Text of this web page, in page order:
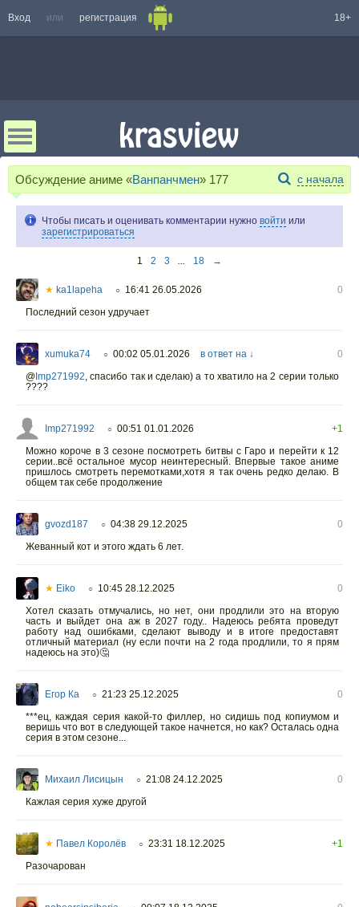
Вход или регистрация 18+
Обсуждение аниме «Ванпанчмен» 177 с начала
Чтобы писать и оценивать комментарии нужно войти или
зарегистрироваться
1 2 3 ... 18 →
★ ka1lapeha ○ 16:41 26.05.2026
0
Последний сезон удручает
xumuka74 ○ 00:02 05.01.2026 в ответ на ↓
0
@ Imp271992, спасибо так и сделаю) а то хватило на 2 серии только
????
Imp271992 ○ 00:51 01.01.2026
+1
Можно короче в 3 сезоне посмотреть битвы с Гаро и перейти к 12
серии..всё остальное мусор неинтересный. Впервые такое аниме
пришлось смотреть перемотками,хотя я так очень редко делаю. В
общем так себе продолжение
gvozd187 ○ 04:38 29.12.2025
0
Жеванный кот и этого ждать 6 лет.
★ Eiko ○ 10:45 28.12.2025
0
Хотел сказать отмучались, но нет, они продлили это на вторую
часть и выйдет она аж в 2027 году.. Надеюсь ребята проведут
работу над ошибками, сделают выводу и в итоге предоставят
отличный материал (ну если почти на 2 года продлили, то я прям
надеюсь на это)🤔
Егор Ка ○ 21:23 25.12.2025
0
***ец, каждая серия какой-то филлер, но сидишь под копиумом и
веришь что вот в следующей такое начнется, но как? Осталась одна
серия в этом сезоне...
Михаил Лисицын ○ 21:08 24.12.2025
0
Кажлая серия хуже другой
★ Павел Королёв ○ 23:31 18.12.2025
+1
Разочарован